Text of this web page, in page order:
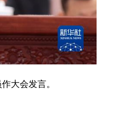
大会发言。